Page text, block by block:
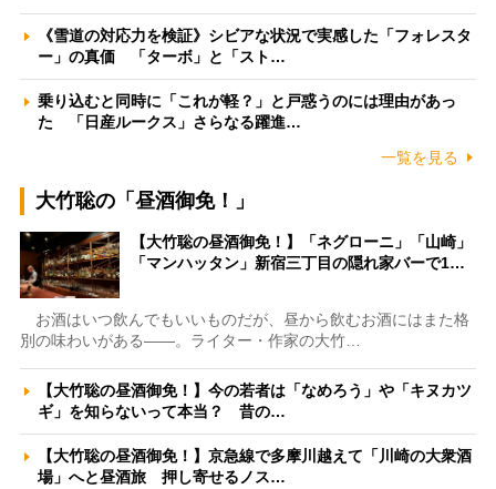
《雪道の対応力を検証》シビアな状況で実感した「フォレスタ
ー」の真価 「ターボ」と「スト…
乗り込むと同時に「これが軽？」と戸惑うのには理由があっ
た 「日産ルークス」さらなる躍進…
一覧を見る
大竹聡の「昼酒御免！」
【大竹聡の昼酒御免！】「ネグローニ」「山崎」
「マンハッタン」新宿三丁目の隠れ家バーで1…
お酒はいつ飲んでもいいものだが、昼から飲むお酒にはまた格
別の味わいがある――。ライター・作家の大竹…
【大竹聡の昼酒御免！】今の若者は「なめろう」や「キヌカツ
ギ」を知らないって本当？ 昔の…
【大竹聡の昼酒御免！】京急線で多摩川越えて「川崎の大衆酒
場」へと昼酒旅 押し寄せるノス…